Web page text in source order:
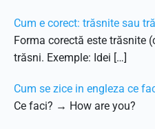
Cum e corect: trăsnite sau
Forma corectă este trăsnite
trăsni. Exemple: Idei […]
Cum se zice in engleza ce
Ce faci? → How are you?